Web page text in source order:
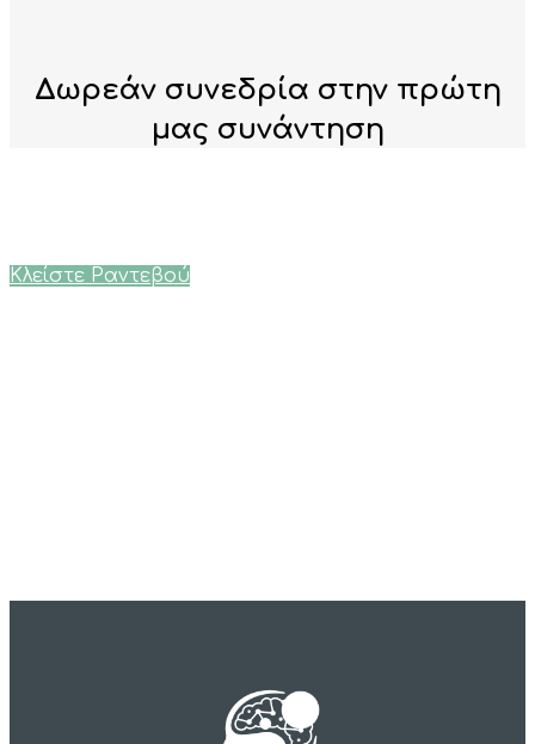
Δωρεάν συνεδρία στην πρώτη
μας συνάντηση
Κλείστε Ραντεβού